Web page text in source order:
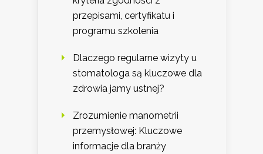
przepisami, certyfikatu i
programu szkolenia
Dlaczego regularne wizyty u
stomatologa są kluczowe dla
zdrowia jamy ustnej?
Zrozumienie manometrii
przemysłowej: Kluczowe
informacje dla branży